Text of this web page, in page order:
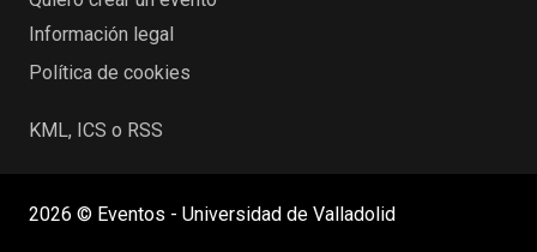
Información legal
Política de cookies
KML, ICS o RSS
2026 © Eventos - Universidad de Valladolid